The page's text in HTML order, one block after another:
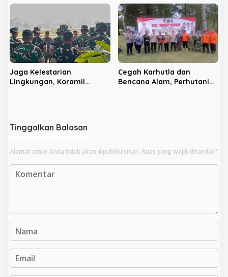
Pertanian Modern dan
Ajang Silaturahmi dan
‘Ngasuh Kawruh’
Jaga Kelestarian
Lingkungan, Koramil
Cegah Karhutla dan
Bencana Alam, Perhutani
Tinggalkan Balasan
Alamat email Anda tidak akan dipublikasikan. Ruas yang wajib ditandai *